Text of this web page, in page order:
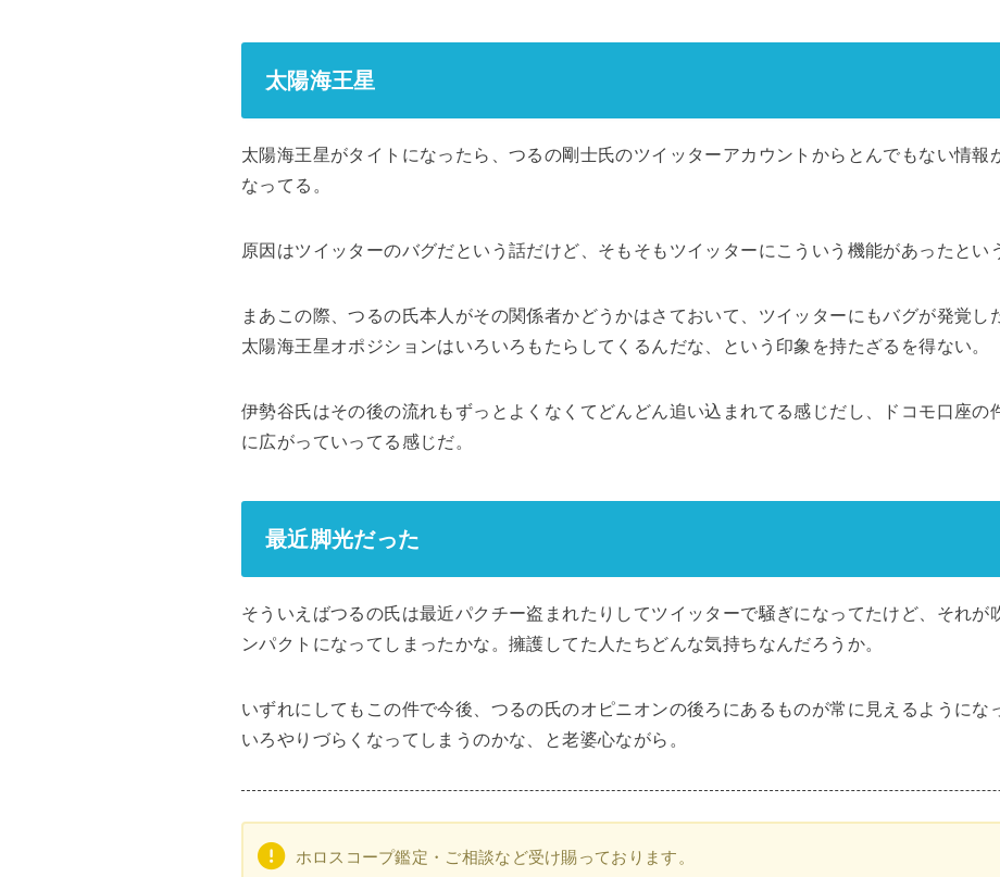
太陽海王星
太陽海王星がタイトになったら、つるの剛士氏のツイッターアカウントからとんでもない情報
なってる。
原因はツイッターのバグだという話だけど、そもそもツイッターにこういう機能があったとい
まあこの際、つるの氏本人がその関係者かどうかはさておいて、ツイッターにもバグが発覚し
太陽海王星オポジションはいろいろもたらしてくるんだな、という印象を持たざるを得ない。
伊勢谷氏はその後の流れもずっとよくなくてどんどん追い込まれてる感じだし、ドコモ口座の
に広がっていってる感じだ。
最近脚光だった
そういえばつるの氏は最近パクチー盗まれたりしてツイッターで騒ぎになってたけど、それが
ンパクトになってしまったかな。擁護してた人たちどんな気持ちなんだろうか。
いずれにしてもこの件で今後、つるの氏のオピニオンの後ろにあるものが常に見えるようにな
いろやりづらくなってしまうのかな、と老婆心ながら。
ホロスコープ鑑定・ご相談など受け賜っております。